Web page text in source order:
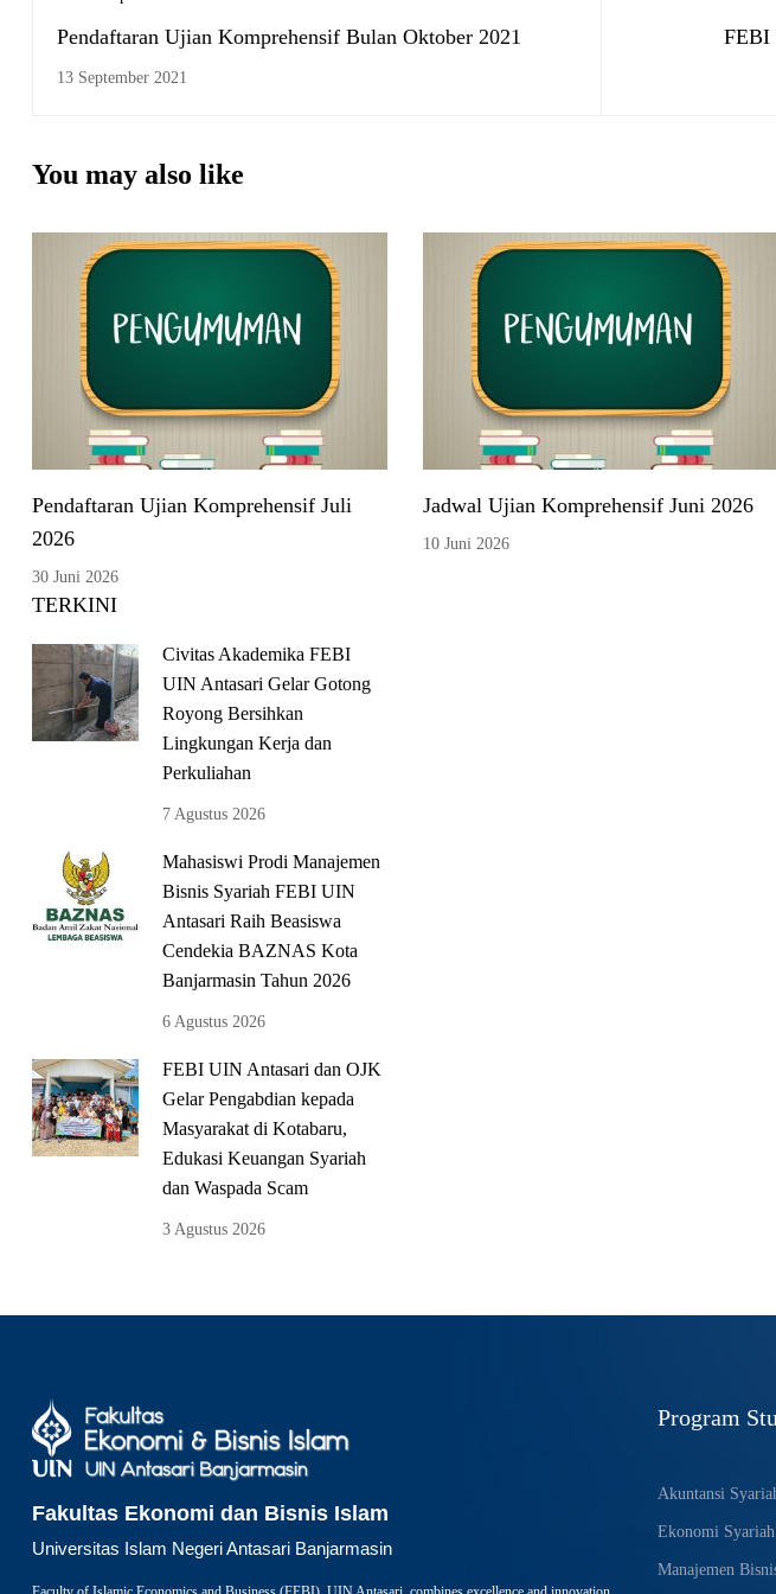
Pendaftaran Ujian Komprehensif Bulan Oktober 2021
13 September 2021
FEBI
You may also like
Pendaftaran Ujian Komprehensif Juli
2026
30 Juni 2026
Jadwal Ujian Komprehensif Juni 2026
10 Juni 2026
TERKINI
Civitas Akademika FEBI
UIN Antasari Gelar Gotong
Royong Bersihkan
Lingkungan Kerja dan
Perkuliahan
7 Agustus 2026
Mahasiswi Prodi Manajemen
Bisnis Syariah FEBI UIN
Antasari Raih Beasiswa
Cendekia BAZNAS Kota
Banjarmasin Tahun 2026
6 Agustus 2026
FEBI UIN Antasari dan OJK
Gelar Pengabdian kepada
Masyarakat di Kotabaru,
Edukasi Keuangan Syariah
dan Waspada Scam
3 Agustus 2026
Fakultas Ekonomi dan Bisnis Islam
Universitas Islam Negeri Antasari Banjarmasin
Program
Akuntansi
Ekonomi Syariah
Manajemen